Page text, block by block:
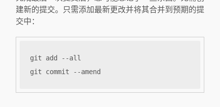
建新的提交。只需添加最新更改并将其合并到预期的提
交中：